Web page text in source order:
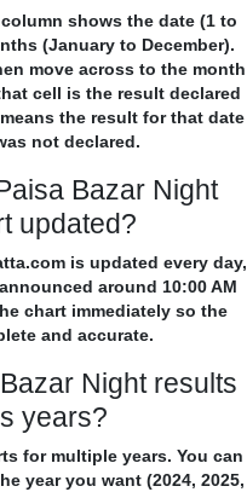
shows the date (1 to
(January to December).
move across to the month
cell is the result declared
the result for that date
not declared.
Bazar Night
updated?
is updated every day,
around 10:00 AM
chart immediately so the
and accurate.
Night results
years?
for multiple years. You can
year you want (2024, 2025,